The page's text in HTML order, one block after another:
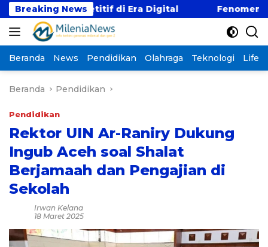
Langsung
ke
konten
Breaking News
Kompetitif di Era Digital Fenomena “Kabur
Beranda News Pendidikan Olahraga Teknologi
Beranda Pendidikan
Pendidikan
Rektor UIN Ar-Raniry Dukung
Ingub Aceh soal Shalat
Berjamaah dan Pengajian di
Sekolah
Irwan Kelana
18 Maret 2025